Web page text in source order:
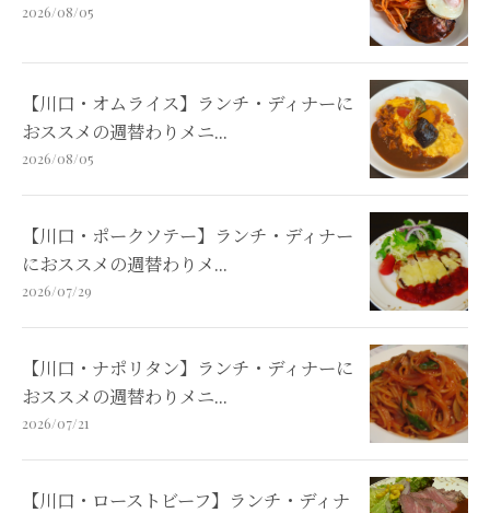
2026/08/05
【川口・オムライス】ランチ・ディナーに
おススメの週替わりメニ...
2026/08/05
【川口・ポークソテー】ランチ・ディナー
におススメの週替わりメ...
2026/07/29
【川口・ナポリタン】ランチ・ディナーに
おススメの週替わりメニ...
2026/07/21
【川口・ローストビーフ】ランチ・ディナ